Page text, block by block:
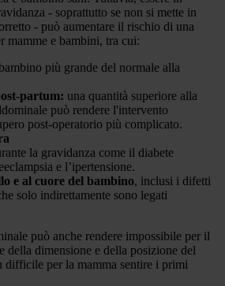
- soprattutto se non si mette in
- può aumentare il rischio di una
mamme e bambini, tra cui:
più grande del normale alla
partum: una quantità superiore alla
può rendere l'intervento
post-operatorio più complicato.
la gravidanza come il diabete
e l’ipertensione.
e al cuore del bambino, inclusi i difetti
solo indirettamente sono legati
può anche rendere impossibile per il
della dimensione e della posizione del
difficile per la mamma sentire i primi